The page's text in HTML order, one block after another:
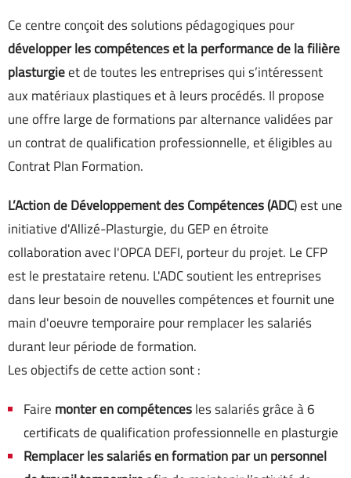
Ce centre conçoit des solutions pédagogiques pour
développer les compétences et la performance de la filière
plasturgieet de toutes les entreprises qui s’intéressent
aux matériaux plastiques et à leurs procédés. Il propose
une offre large de formations par alternance validées par
un contrat de qualification professionnelle, et éligibles au
Contrat Plan Formation.
L’Action de Développement des Compétences (ADC) est une
initiative d'Allizé-Plasturgie, du GEP en étroite
collaboration avec l'OPCA DEFI, porteur du projet. Le CFP
est le prestataire retenu. L'ADC soutient les entreprises
dans leur besoin de nouvelles compétences et fournit une
main d'oeuvre temporaire pour remplacer les salariés
durant leur période de formation.
Les objectifs de cette action sont :
Faire monter en compétencesles salariés grâce à 6
certificats de qualification professionnelle en plasturgie
Remplacer les salariés en formation par un personnel